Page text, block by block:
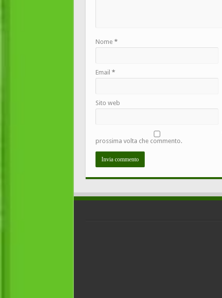
Nome *
Email *
Sito web
prossima volta che commento.